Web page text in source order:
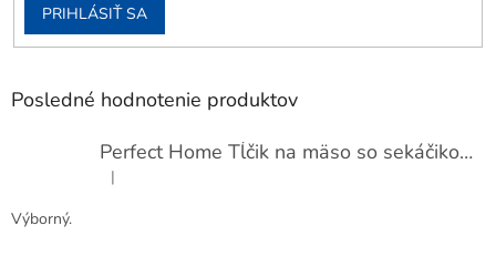
PRIHLÁSIŤ SA
Posledné hodnotenie produktov
Perfect Home Tĺčik na mäso so sekáčikom, 56893
Hodnotenie produktu je 5 z 5 hviezdičiek.
|
Výborný.